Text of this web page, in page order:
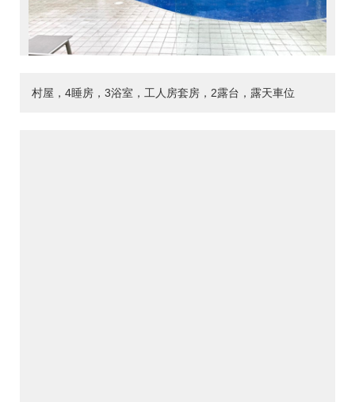
村屋，4睡房，3浴室，工人房套房，2露台，露天車位